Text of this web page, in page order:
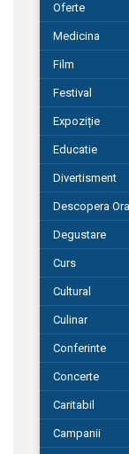
Oferte
Medicina
Film
Festival
Expoziție
Educatie
Divertisment
Descopera
Degustare
Curs
Cultural
Culinar
Conferinte
Concerte
Caritabil
Campanii